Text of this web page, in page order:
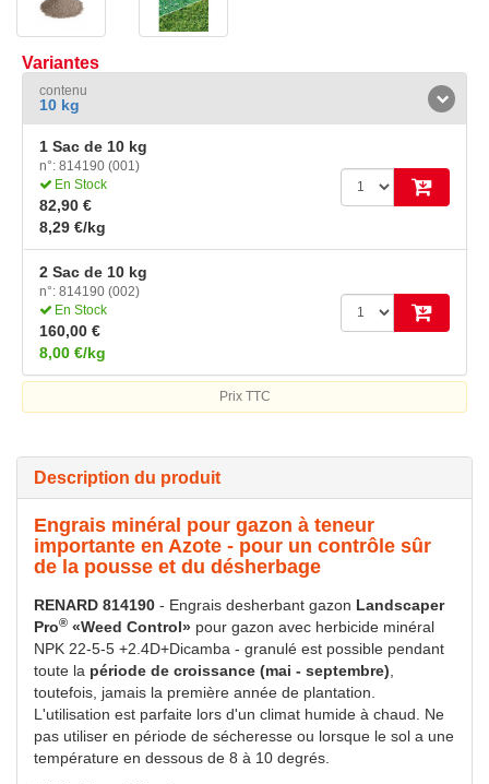
Variantes
contenu
10 kg
1 Sac de 10 kg
n°: 814190 (001)
En Stock
82,90 €
8,29 €/kg
2 Sac de 10 kg
n°: 814190 (002)
En Stock
160,00 €
8,00 €/kg
Prix TTC
Description du produit
Engrais minéral pour gazon à teneur
importante en Azote - pour un contrôle sûr
de la pousse et du désherbage
RENARD 814190 - Engrais desherbant gazon Landscaper
Pro® «Weed Control» pour gazon avec herbicide minéral
NPK 22-5-5 +2.4D+Dicamba - granulé est possible pendant
toute la période de croissance (mai - septembre),
toutefois, jamais la première année de plantation.
L'utilisation est parfaite lors d'un climat humide à chaud. Ne
pas utiliser en période de sécheresse ou lorsque le sol a une
température en dessous de 8 à 10 degrés.